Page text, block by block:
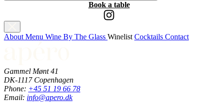
Book a table
About Menu Wine By The Glass Winelist Cocktails Contact
Gammel Mønt 41
DK-1117 Copenhagen
Phone: +45 51 19 66 78
Email: info@apero.dk